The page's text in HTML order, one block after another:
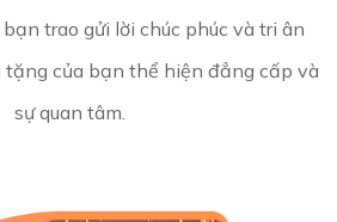
trao gửi lời chúc phúc và tri ân
tặng của bạn thể hiện đẳng cấp và
sự quan tâm.